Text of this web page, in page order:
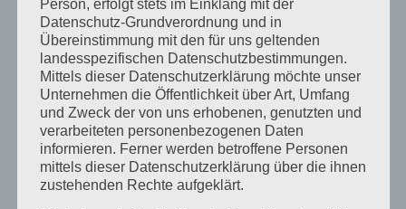
August 2018
Juli 2018
Mai 2018
April 2018
August 2017
Juli 2017
Person, erfolgt stets im Einklang mit der
Datenschutz-Grundverordnung und in
Übereinstimmung mit den für uns geltenden
landesspezifischen Datenschutzbestimmungen.
Mittels dieser Datenschutzerklärung möchte unser
Unternehmen die Öffentlichkeit über Art, Umfang
und Zweck der von uns erhobenen, genutzten und
verarbeiteten personenbezogenen Daten
informieren. Ferner werden betroffene Personen
mittels dieser Datenschutzerklärung über die ihnen
zustehenden Rechte aufgeklärt.